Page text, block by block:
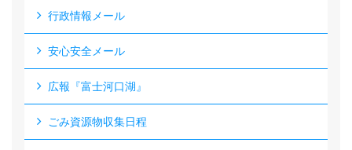
行政情報メール
安心安全メール
広報『富士河口湖』
ごみ資源物収集日程